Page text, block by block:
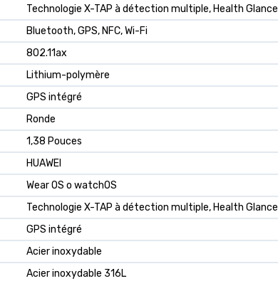
Technologie X-TAP à détection multiple, Health Glance
Bluetooth, GPS, NFC, Wi-Fi
802.11ax
Lithium-polymère
GPS intégré
Ronde
1,38 Pouces
HUAWEI
Wear OS o watchOS
Technologie X-TAP à détection multiple, Health Glance
GPS intégré
Acier inoxydable
Acier inoxydable 316L